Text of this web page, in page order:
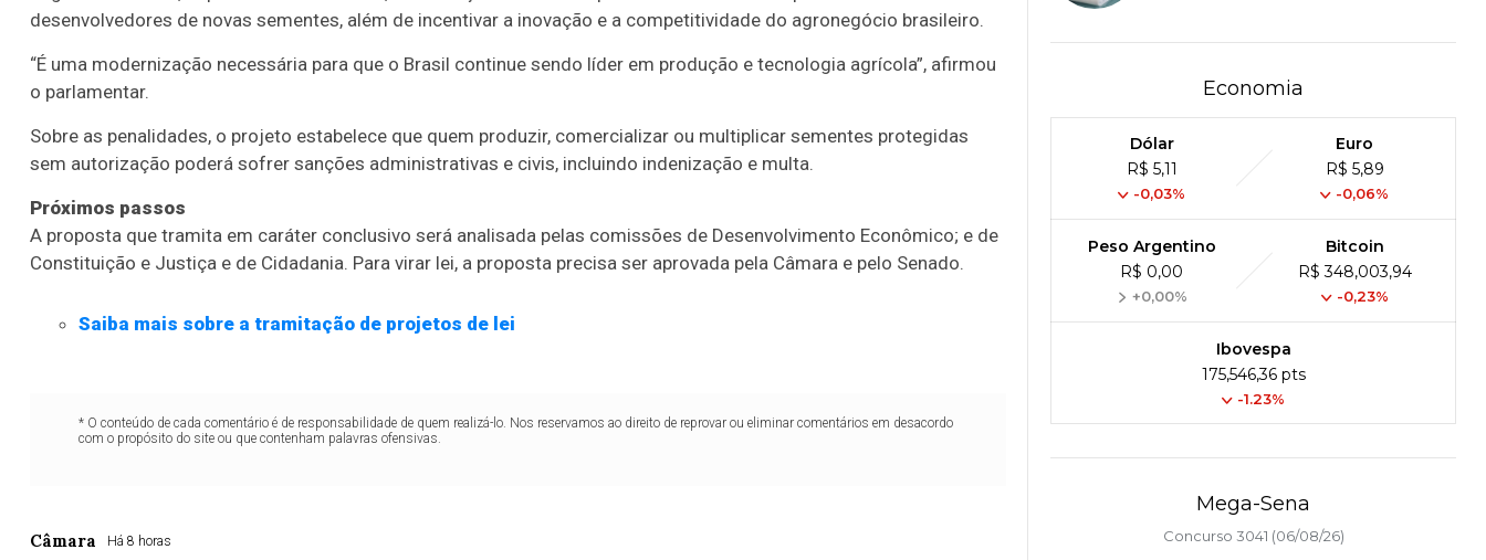
desenvolvedores de novas sementes, além de incentivar a inovação e a competitividade do agronegócio brasileiro.
“É uma modernização necessária para que o Brasil continue sendo líder em produção e tecnologia agrícola”, afirmou
o parlamentar.
Sobre as penalidades, o projeto estabelece que quem produzir, comercializar ou multiplicar sementes protegidas
sem autorização poderá sofrer sanções administrativas e civis, incluindo indenização e multa.
Próximos passos
A proposta que tramita em caráter conclusivo será analisada pelas comissões de Desenvolvimento Econômico; e de
Constituição e Justiça e de Cidadania. Para virar lei, a proposta precisa ser aprovada pela Câmara e pelo Senado.
Saiba mais sobre a tramitação de projetos de lei
* O conteúdo de cada comentário é de responsabilidade de quem realizá-lo. Nos reservamos ao direito de reprovar ou eliminar comentários em desacordo
com o propósito do site ou que contenham palavras ofensivas.
Câmara Há 8 horas
Economia
Dólar
R$ 5,11
-0,03%
Euro
R$ 5,89
-0,06%
Peso Argentino
R$ 0,00
+0,00%
Bitcoin
R$ 348,003,94
-0,23%
Ibovespa
175,546,36 pts
-1.23%
3755 (06/08/26)
Mega-Sena
Concurso 3041 (06/08/26)